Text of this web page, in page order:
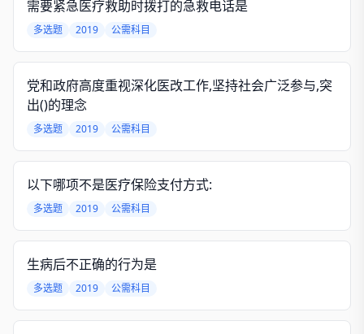
需要紧急医疗救助时拨打的急救电话是
多选题 2019 公需科目
党和政府高度重视深化医改工作,坚持社会广泛参与,突
出()的理念
多选题 2019 公需科目
以下哪项不是医疗保险支付方式:
多选题 2019 公需科目
生病后不正确的行为是
多选题 2019 公需科目